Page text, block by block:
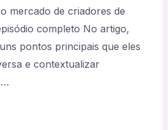
mercado de criadores de
completo No artigo,
pontos principais que eles
e contextualizar
…